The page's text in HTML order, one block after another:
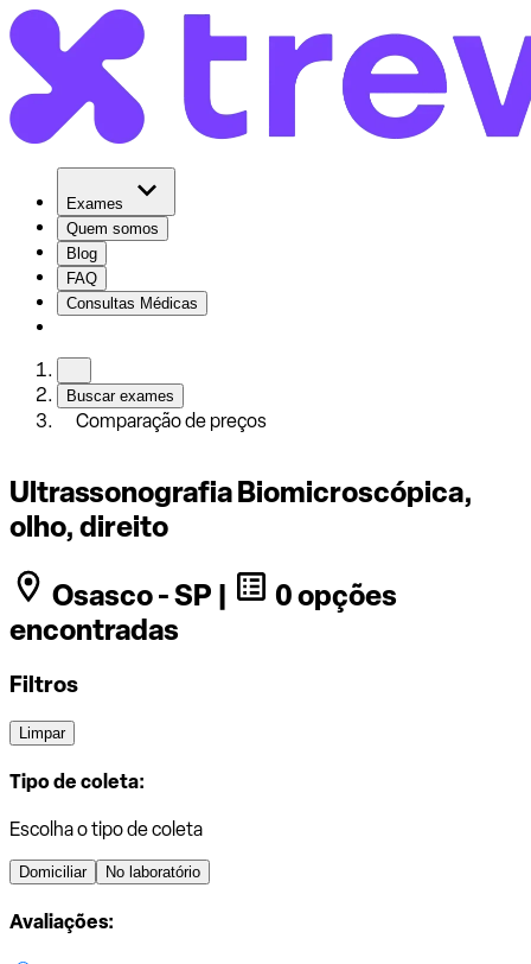
Exames
Quem somos
Blog
FAQ
Consultas Médicas
Buscar exames
Comparação de preços
Ultrassonografia Biomicroscópica,
olho, direito
Osasco - SP |
0 opções
encontradas
Filtros
Limpar
Tipo de coleta:
Escolha o tipo de coleta
Domiciliar No laboratório
Avaliações: